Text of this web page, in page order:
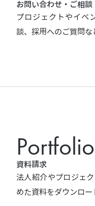
お問い合わせ・ご相談
プロジェクトやイベ
談、採用へのご質問な
Portfolio
資料請求
法人紹介やプロジェ
めた資料をダウンロー